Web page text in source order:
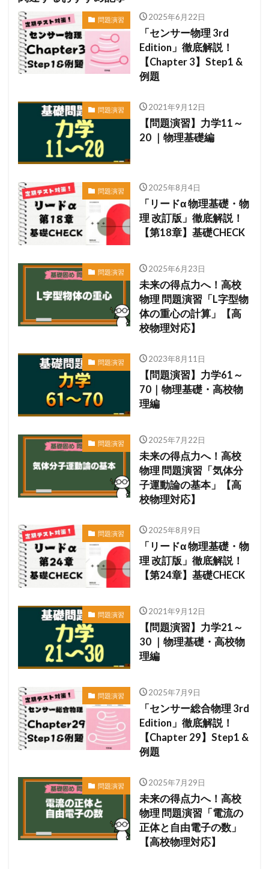
問題演習 2025年6月22日
「センサー物理 3rd
Edition」徹底解説！
【Chapter 3】Step1 &
例題
問題演習 2021年9月12日
【問題演習】力学11～
20 ｜物理基礎編
問題演習 2025年8月4日
「リードα 物理基礎・物
理 改訂版」徹底解説！
【第18章】基礎CHECK
問題演習 2025年6月23日
未来の得点力へ！高校
物理 問題演習「L字型物
体の重心の計算」【高
校物理対応】
問題演習 2023年8月11日
【問題演習】力学61～
70｜物理基礎・高校物
理編
問題演習 2025年7月22日
未来の得点力へ！高校
物理 問題演習「気体分
子運動論の基本」【高
校物理対応】
問題演習 2025年8月9日
「リードα 物理基礎・物
理 改訂版」徹底解説！
【第24章】基礎CHECK
問題演習 2021年9月12日
【問題演習】力学21～
30 ｜物理基礎・高校物
理編
問題演習 2025年7月9日
「センサー総合物理 3rd
Edition」徹底解説！
【Chapter 29】Step1 &
例題
問題演習 2025年7月29日
未来の得点力へ！高校
物理 問題演習「電流の
正体と自由電子の数」
【高校物理対応】